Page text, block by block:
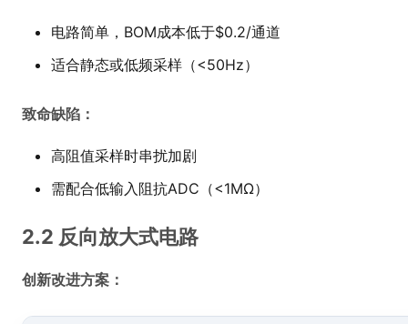
电路简单，BOM成本低于$0.2/通道
适合静态或低频采样（<50Hz）
致命缺陷：
高阻值采样时串扰加剧
需配合低输入阻抗ADC（<1MΩ）
2.2 反向放大式电路
创新改进方案：